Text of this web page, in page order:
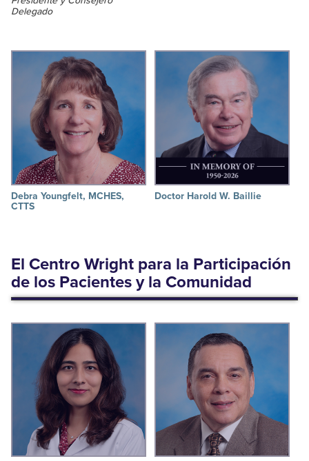
Delegado
Debra Youngfelt, MCHES,
CTTS
Doctor Harold W. Baillie
El Centro Wright para la Participación
de los Pacientes y la Comunidad